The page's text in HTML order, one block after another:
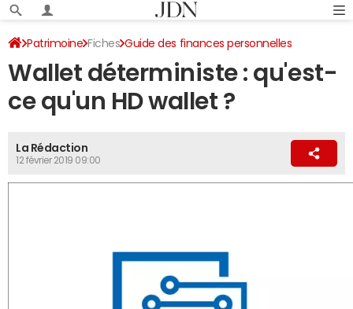
Patrimoine Fiches Guide des finances personnelles
Le dictionnaire de la cryptomonnaie
Wallet déterministe : qu'est-
ce qu'un HD wallet ?
La Rédaction
12 février 2019 09:00